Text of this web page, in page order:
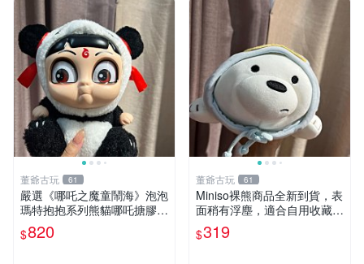
董爺古玩 61
嚴選《哪吒之魔童鬧海》泡泡
瑪特抱抱系列熊貓哪吒搪膠臉
毛絨， STATE：如圖顯示 哪
吒 毛絨公仔 泡泡瑪特
$820
董爺古玩 61
Miniso裸熊商品全新到貨，表
面稍有浮塵，適合自用收藏嚴
選款。 裸熊 商品 裸熊玩偶
$319